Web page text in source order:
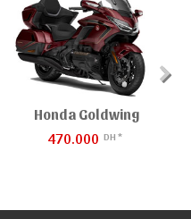
Honda Goldwing
470.000 DH *